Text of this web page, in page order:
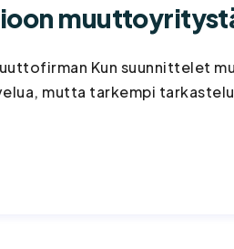
Kun suunnittelet
mutta tarkempi